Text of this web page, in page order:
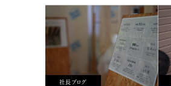
社長ブログ